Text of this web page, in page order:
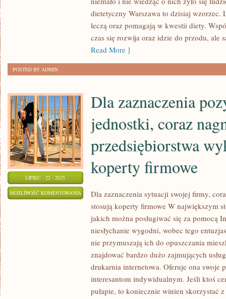
DZISIEJSZYCH
dietetyczny Warszawa to dzisiaj
leczą oraz pomagają w kwestii diety.
czas się rozwija oraz idzie do przodu, ale
Read More ]
POSTED BY ADMIN
LIPIEC - 22 - 2025
MOŻLIWOŚĆ KOMENTOWANIA
ZAZNACZENIA
POZYCJI
SWOJEJ
JEDNOSTKI,
CORAZ
NAGMINNIEJ
PRZEDSIĘBIORSTWA
WYKORZYSTUJĄ
Dla zaznaczenia
jednostki, coraz
przedsiębiorstwa
koperty firmowe
Dla zaznaczenia sytuacji swojej firmy,
stosują koperty firmowe W największym
jakich można posługiwać się za pomocą
niesłychanie wygodni, wobec tego
nie przymuszają ich do opuszczania
znajdować bardzo dużo zajmujących
drukarnia internetowa. Oferuje ona swoje
interesantom indywidualnym. Jeśli ktoś
pułapie, to koniecznie winien skorzystać